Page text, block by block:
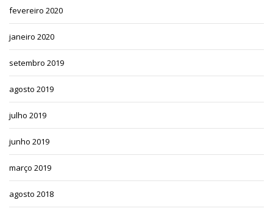
fevereiro 2020
janeiro 2020
setembro 2019
agosto 2019
julho 2019
junho 2019
março 2019
agosto 2018